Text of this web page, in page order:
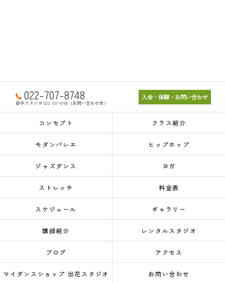
022-707-8748
田中スタジオ 022-707-8748（お問い合わせ先）
入会・体験・お問い合わせ
コンセプト クラス紹介
モダンバレエ ヒップホップ
ジャズダンス ヨガ
ストレッチ 料金表
スケジュール ギャラリー
講師紹介 レンタルスタジオ
ブログ アクセス
マイダンスショップ 出花スタジオ お問い合わせ